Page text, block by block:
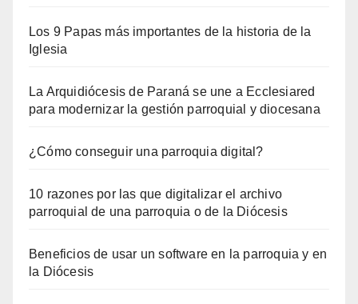
Los 9 Papas más importantes de la historia de la
Iglesia
La Arquidiócesis de Paraná se une a Ecclesiared
para modernizar la gestión parroquial y diocesana
¿Cómo conseguir una parroquia digital?
10 razones por las que digitalizar el archivo
parroquial de una parroquia o de la Diócesis
Beneficios de usar un software en la parroquia y en
la Diócesis